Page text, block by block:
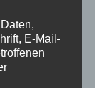
E-Mail-